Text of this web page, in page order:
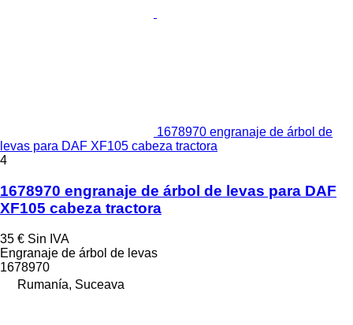
1678970 engranaje de árbol de
levas para DAF XF105 cabeza tractora
4
1678970 engranaje de árbol de levas para DAF
XF105 cabeza tractora
35 € Sin IVA
Engranaje de árbol de levas
1678970
Rumanía, Suceava